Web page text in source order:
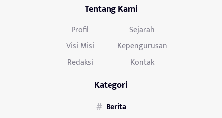
Tentang Kami
Profil
Sejarah
Visi Misi
Kepengurusan
Redaksi
Kontak
Kategori
Berita